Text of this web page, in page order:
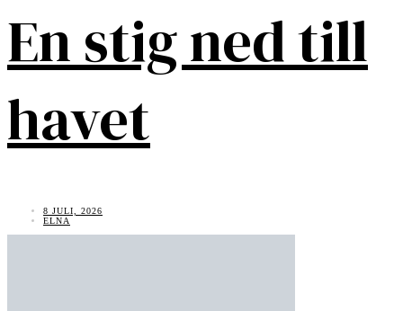
En stig ned till
havet
8 JULI, 2026
ELNA